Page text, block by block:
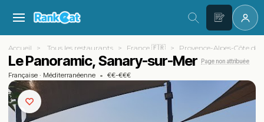
Accueil Tous les restaurants France 🇫🇷 Provence-Alpes-Côte
Le Panoramic, Sanary-sur-Mer Page non attribuée
Française · Méditerranéenne • €€-€€€